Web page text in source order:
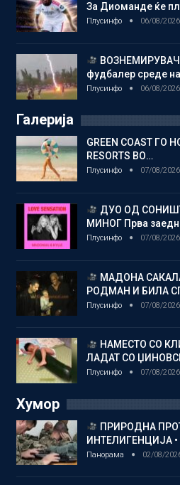
За Диоманде ќе
Плусинфо 06/08/2026
фудбалер среде
Плусинфо 06/08/2026
Галерија
GREEN COAST ГО
RESORTS ВО…
Плусинфо 07/08/2026
ДУО ОД
МИНОГ Прва
Плусинфо 07/08/2026
МАДОНА
РОДМАН И БИЛА
Плусинфо 07/08/2026
НАМЕСТО СО
ЛАДАТ СО
Плусинфо 07/08/2026
Хумор
ПРИРОДНА
ИНТЕЛИГЕНЦИЈА
Панорама 02/08/